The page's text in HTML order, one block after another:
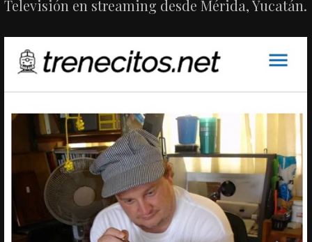
Televisión en streaming desde Mérida, Yucatán.